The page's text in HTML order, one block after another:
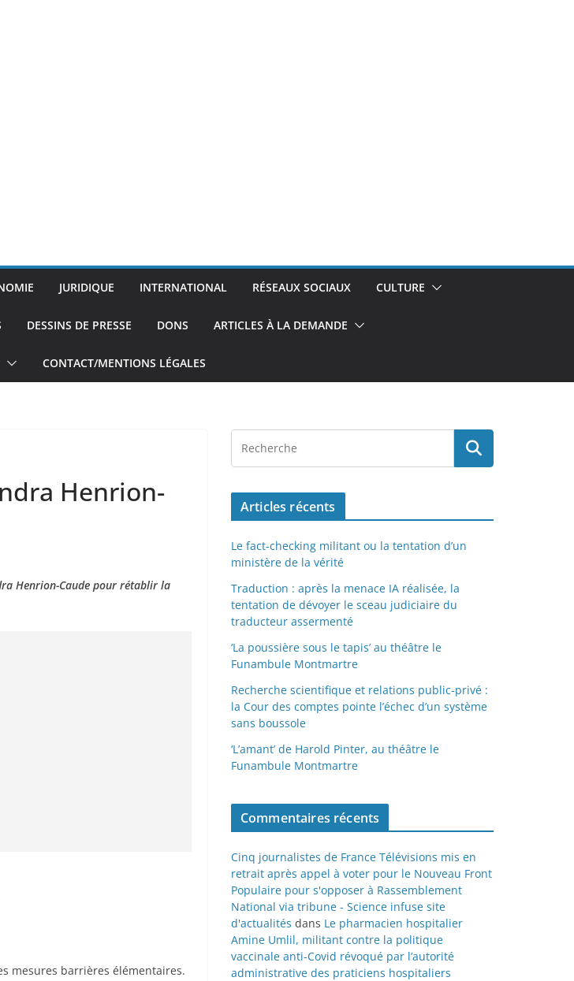
JURIDIQUE INTERNATIONAL RÉSEAUX SOCIAUX CULTURE
DESSINS DE PRESSE DONS ARTICLES À LA DEMANDE
CONTACT/MENTIONS LÉGALES
Henrion-
Henrion-Caude pour rétablir la
mesures barrières élémentaires.
Articles récents
Le fact-checking militant ou la tentation d’un
ministère de la vérité
Traduction : après la menace IA réalisée, la
tentation de dévoyer le sceau judiciaire du
traducteur assermenté
‘La poussière sous le tapis’ au théâtre le
Funambule Montmartre
Recherche scientifique et relations public-privé :
la Cour des comptes pointe l’échec d’un système
sans boussole
‘L’amant’ de Harold Pinter, au théâtre le
Funambule Montmartre
Commentaires récents
Cinq journalistes de France Télévisions mis en
retrait après appel à voter pour le Nouveau Front
Populaire pour s'opposer à Rassemblement
National via tribune - Science infuse site
d'actualités dans Le pharmacien hospitalier
Amine Umlil, militant contre la politique
vaccinale anti-Covid révoqué par l’autorité
administrative des praticiens hospitaliers